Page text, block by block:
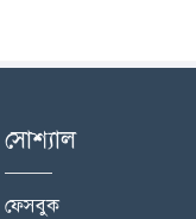
সোশ্যাল
ফেসবুক